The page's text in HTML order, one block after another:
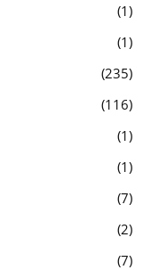
1
1
235
116
1
1
7
2
7